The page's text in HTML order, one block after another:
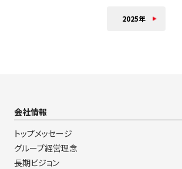
2025年
会社情報
トップメッセージ
グループ経営理念
長期ビジョン